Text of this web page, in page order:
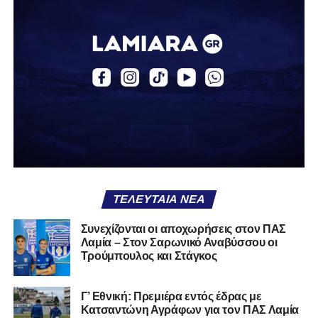
φαίνονται βρίσκεται σήμερα διάτρητη. Σαν ένα σακάκι
καλό που κάποτε φόρεσες σε επίσημες περιστάσεις τώρα
το κρατάς στη ντουλάπα, τσαλακωμένο, χωρίς να ξέρεις
αν πρέπει να το φορέσεις ξανά ή να το χαρίσεις. Η Λαμία
δείχνει να μην ξέρει τι θέλει να είναι. Και αυτό είναι πάντα
φίλαθλοι και περίγυρος, αντί για παράγοντες
Ασχολούνται περισσότερο με τις «χάρες» των άλλων
παρά με τις δικές τους αδυναμίες. Σαν να ψάχνεις
στον διπλανό το γιατί δεν βρέχει, ενώ κρατάς
ομπρέλα μέσα στο σαλόνι.
εμπειρίαανώτερων επιπέδων,δεν μπορεί να εκπέμπει
ΤΕΛΕΥΤΑΊΑ ΝΈΑ
Συνεχίζονται οι αποχωρήσεις στον ΠΑΣ
Λαμία – Στον Σαρωνικό Αναβύσσου οι
Τρούμπουλος και Στάγκος
Γ’ Εθνική: Πρεμιέρα εντός έδρας με
Κατσαντώνη Αγράφων για τον ΠΑΣ Λαμία